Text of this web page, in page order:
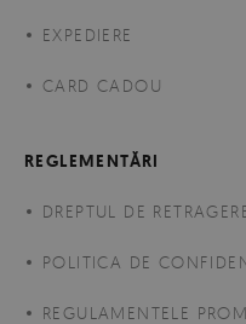
EXPEDIERE
CARD CADOU
REGLEMENTĂRI
DREPTUL DE
POLITICA DE
REGULAMENTELE